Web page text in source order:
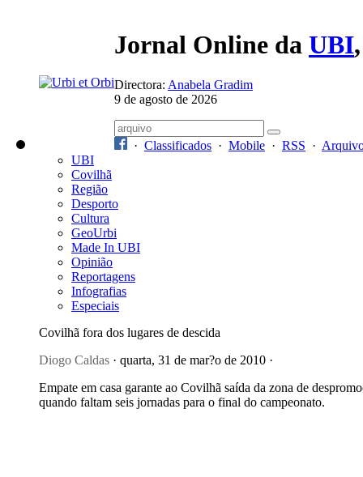
Jornal Online da UBI
Directora: Anabela Gradim
9 de agosto de 2026
· Classificados · Mobile · RSS ·
UBI
Covilhã
Região
Desporto
Cultura
GeoUrbi
Made In UBI
Opinião
Reportagens
Infografias
Especiais
Covilhã fora dos lugares de descida
Diogo Caldas · quarta, 31 de mar?o de 2010 ·
Empate em casa garante ao Covilhã saída da zona de
quando faltam seis jornadas para o final do campeonato.